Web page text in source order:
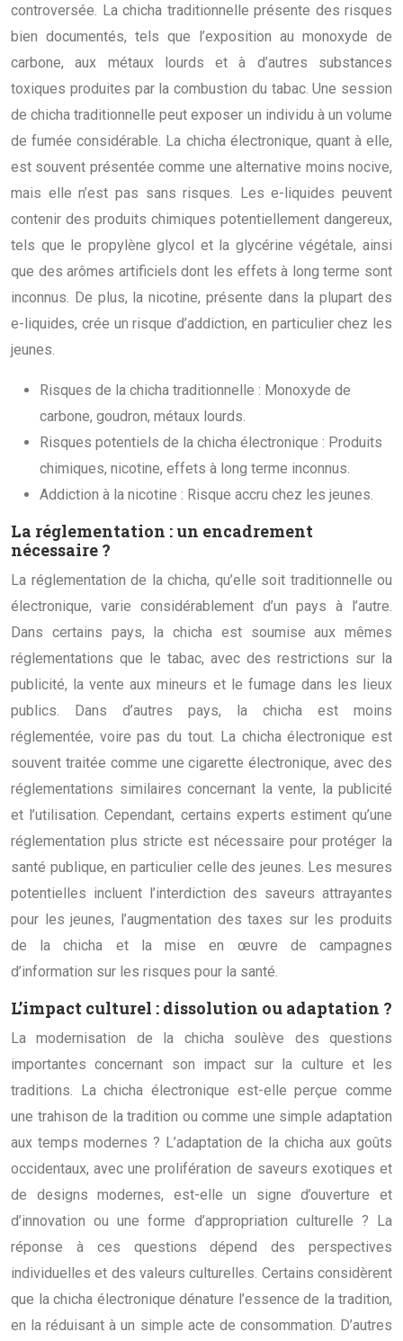
controversée. La chicha traditionnelle présente des risques
bien documentés, tels que l’exposition au monoxyde de
carbone, aux métaux lourds et à d’autres substances
toxiques produites par la combustion du tabac. Une session
de chicha traditionnelle peut exposer un individu à un volume
de fumée considérable. La chicha électronique, quant à elle,
est souvent présentée comme une alternative moins nocive,
mais elle n’est pas sans risques. Les e-liquides peuvent
contenir des produits chimiques potentiellement dangereux,
tels que le propylène glycol et la glycérine végétale, ainsi
que des arômes artificiels dont les effets à long terme sont
inconnus. De plus, la nicotine, présente dans la plupart des
e-liquides, crée un risque d’addiction, en particulier chez les
jeunes.
Risques de la chicha traditionnelle : Monoxyde de
carbone, goudron, métaux lourds.
Risques potentiels de la chicha électronique : Produits
chimiques, nicotine, effets à long terme inconnus.
Addiction à la nicotine : Risque accru chez les jeunes.
La réglementation : un encadrement
nécessaire ?
La réglementation de la chicha, qu’elle soit traditionnelle ou
électronique, varie considérablement d’un pays à l’autre.
Dans certains pays, la chicha est soumise aux mêmes
réglementations que le tabac, avec des restrictions sur la
publicité, la vente aux mineurs et le fumage dans les lieux
publics. Dans d’autres pays, la chicha est moins
réglementée, voire pas du tout. La chicha électronique est
souvent traitée comme une cigarette électronique, avec des
réglementations similaires concernant la vente, la publicité
et l’utilisation. Cependant, certains experts estiment qu’une
réglementation plus stricte est nécessaire pour protéger la
santé publique, en particulier celle des jeunes. Les mesures
potentielles incluent l’interdiction des saveurs attrayantes
pour les jeunes, l’augmentation des taxes sur les produits
de la chicha et la mise en œuvre de campagnes
d’information sur les risques pour la santé.
L’impact culturel : dissolution ou adaptation ?
La modernisation de la chicha soulève des questions
importantes concernant son impact sur la culture et les
traditions. La chicha électronique est-elle perçue comme
une trahison de la tradition ou comme une simple adaptation
aux temps modernes ? L’adaptation de la chicha aux goûts
occidentaux, avec une prolifération de saveurs exotiques et
de designs modernes, est-elle un signe d’ouverture et
d’innovation ou une forme d’appropriation culturelle ? La
réponse à ces questions dépend des perspectives
individuelles et des valeurs culturelles. Certains considèrent
que la chicha électronique dénature l’essence de la tradition,
en la réduisant à un simple acte de consommation. D’autres